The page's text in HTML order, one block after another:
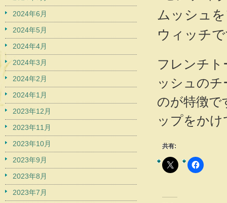
ムッシュ
ウィッチ
フレンチ
ッシュの
のが特徴で
ップをか
共有:
2024年6月
2024年5月
2024年4月
2024年3月
2024年2月
2024年1月
2023年12月
2023年11月
2023年10月
2023年9月
2023年8月
2023年7月